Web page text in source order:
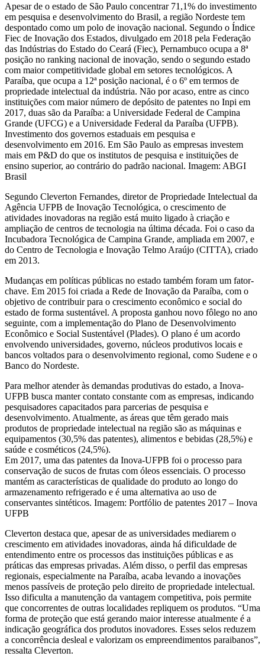
Apesar de o estado de São Paulo concentrar 71,1% do investimento
em pesquisa e desenvolvimento do Brasil, a região Nordeste tem
despontado como um polo de inovação nacional. Segundo o Índice
Fiec de Inovação dos Estados, divulgado em 2018 pela Federação
das Indústrias do Estado do Ceará (Fiec), Pernambuco ocupa a 8ª
posição no ranking nacional de inovação, sendo o segundo estado
com maior competitividade global em setores tecnológicos. A
Paraíba, que ocupa a 12ª posição nacional, é o 6º em termos de
propriedade intelectual da indústria. Não por acaso, entre as cinco
instituições com maior número de depósito de patentes no Inpi em
2017, duas são da Paraíba: a Universidade Federal de Campina
Grande (UFCG) e a Universidade Federal da Paraíba (UFPB).
Investimento dos governos estaduais em pesquisa e
desenvolvimento em 2016. Em São Paulo as empresas investem
mais em P&D do que os institutos de pesquisa e instituições de
ensino superior, ao contrário do padrão nacional. Imagem: ABGI
Brasil
Segundo Cleverton Fernandes, diretor de Propriedade Intelectual da
Agência UFPB de Inovação Tecnológica, o crescimento de
atividades inovadoras na região está muito ligado à criação e
ampliação de centros de tecnologia na última década. Foi o caso da
Incubadora Tecnológica de Campina Grande, ampliada em 2007, e
do Centro de Tecnologia e Inovação Telmo Araújo (CITTA), criado
em 2013.
Mudanças em políticas públicas no estado também foram um fator-
chave. Em 2015 foi criada a Rede de Inovação da Paraíba, com o
objetivo de contribuir para o crescimento econômico e social do
estado de forma sustentável. A proposta ganhou novo fôlego no ano
seguinte, com a implementação do Plano de Desenvolvimento
Econômico e Social Sustentável (Plades). O plano é um acordo
envolvendo universidades, governo, núcleos produtivos locais e
bancos voltados para o desenvolvimento regional, como Sudene e o
Banco do Nordeste.
Para melhor atender às demandas produtivas do estado, a Inova-
UFPB busca manter contato constante com as empresas, indicando
pesquisadores capacitados para parcerias de pesquisa e
desenvolvimento. Atualmente, as áreas que têm gerado mais
produtos de propriedade intelectual na região são as máquinas e
equipamentos (30,5% das patentes), alimentos e bebidas (28,5%) e
saúde e cosméticos (24,5%).
Em 2017, uma das patentes da Inova-UFPB foi o processo para
conservação de sucos de frutas com óleos essenciais. O processo
mantém as características de qualidade do produto ao longo do
armazenamento refrigerado e é uma alternativa ao uso de
conservantes sintéticos. Imagem: Portfólio de patentes 2017 – Inova
UFPB
Cleverton destaca que, apesar de as universidades mediarem o
crescimento em atividades inovadoras, ainda há dificuldade de
entendimento entre os processos das instituições públicas e as
práticas das empresas privadas. Além disso, o perfil das empresas
regionais, especialmente na Paraíba, acaba levando a inovações
menos passíveis de proteção pelo direito de propriedade intelectual.
Isso dificulta a manutenção da vantagem competitiva, pois permite
que concorrentes de outras localidades repliquem os produtos. “Uma
forma de proteção que está gerando maior interesse atualmente é a
indicação geográfica dos produtos inovadores. Esses selos reduzem
a concorrência desleal e valorizam os empreendimentos paraibanos”,
ressalta Cleverton.